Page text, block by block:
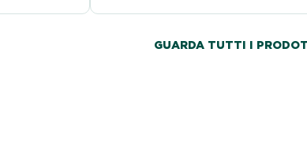
GUARDA TUTTI I